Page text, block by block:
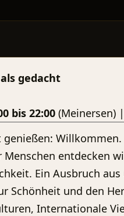
gedacht
bis 22:00 (Meinersen) |
Willkommen.
entdecken
Ein Ausbruch
Schönheit und den
Internationale